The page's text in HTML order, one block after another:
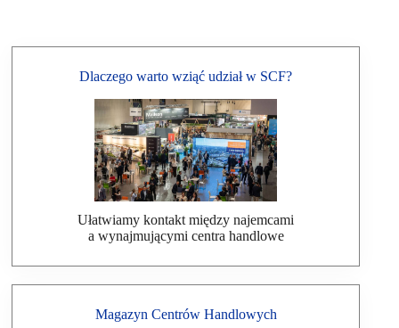
Dlaczego warto wziąć udział w SCF?
Ułatwiamy kontakt między najemcami
a wynajmującymi centra handlowe
Magazyn Centrów Handlowych